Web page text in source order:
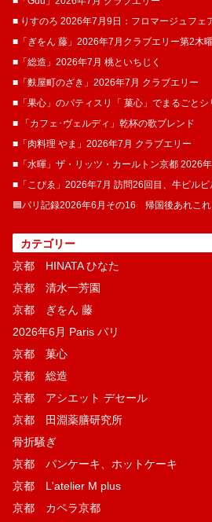
■ りすのろ 2026年7月9日：フロマージュフェ
■「ぎをん 藤」2026年7月クラブエリー第2木
■「総造」2026年7月 桃といちじく
■「麩屋町のざき」2026年7月 クラブエリー
■「果心」のパティスリ「 菓​心」でまるごとシ
■ 「カフェ･ヴェルディ」乾杯の歌ブレンド
■「肉料理 やま」2026年7月 クラブエリー
■「水暉」ザ・リッツ・カールトン京都 2026
■「こぴゑ」2026年7月 訪問26回目、牛ピルピ
🟦パリ記録2026年6月その16 帰国後あれこれ
カテゴリー
京都 HINATA ひなた
京都 清水一芳園
京都 ぎをん 藤
2026年6月 Paris パリ
京都 菓​心
京都 総造
京都 アシエット デセール
京都 田淵薬膳研究所
骨折騒ぎ
京都 パンケーキ、ホットケーキ
京都 L'atelier M plus
京都 カペラ京都